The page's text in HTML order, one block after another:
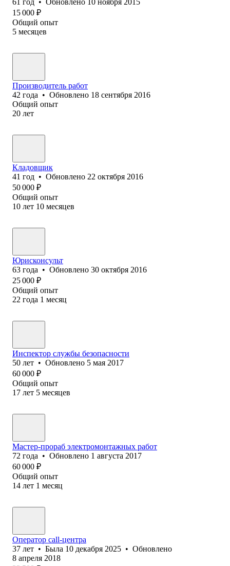
15 000 ₽
Общий опыт
5 месяцев
Производитель работ
42 года • Обновлено 18 сентября 2016
Общий опыт
20 лет
Кладовщик
41 год • Обновлено 22 октября 2016
50 000 ₽
Общий опыт
10 лет 10 месяцев
Юрисконсульт
63 года • Обновлено 30 октября 2016
25 000 ₽
Общий опыт
22 года 1 месяц
Инспектор службы безопасности
50 лет • Обновлено 5 мая 2017
60 000 ₽
Общий опыт
17 лет 5 месяцев
Мастер-прораб электромонтажных работ
72 года • Обновлено 1 августа 2017
60 000 ₽
Общий опыт
14 лет 1 месяц
Оператор call-центра
37 лет • Была 10 декабря 2025 • Обновлено
8 апреля 2018